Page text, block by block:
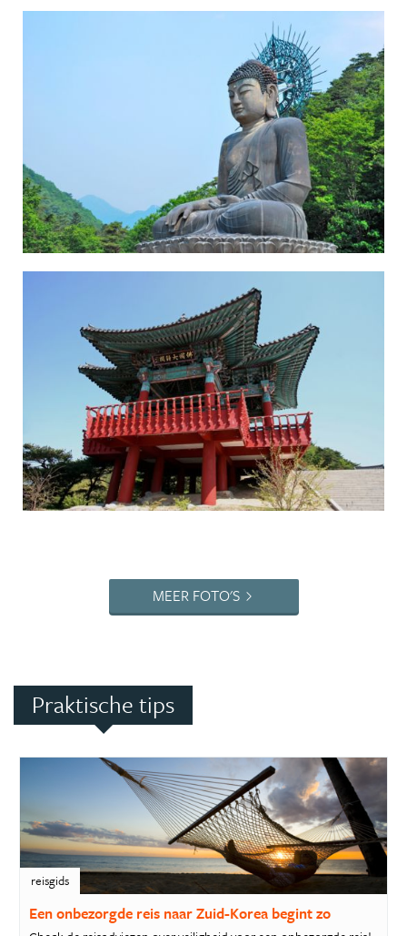
MEER FOTO'S
Praktische tips
reisgids
Een onbezorgde reis naar Zuid-Korea begint zo